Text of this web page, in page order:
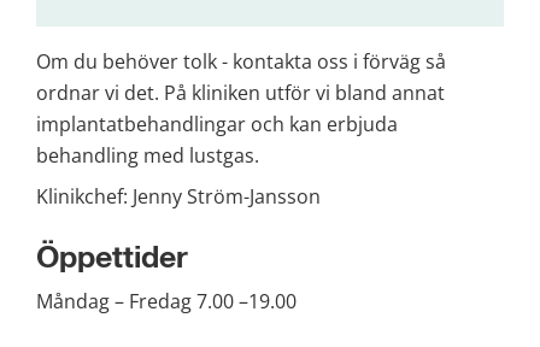
Om du behöver tolk - kontakta oss i förväg så
ordnar vi det. På kliniken utför vi bland annat
implantatbehandlingar och kan erbjuda
behandling med lustgas.
Klinikchef: Jenny Ström-Jansson
Öppettider
Måndag – Fredag 7.00 –19.00